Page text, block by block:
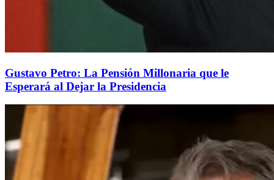
Gustavo Petro: La Pensión Millonaria que le
Esperará al Dejar la Presidencia